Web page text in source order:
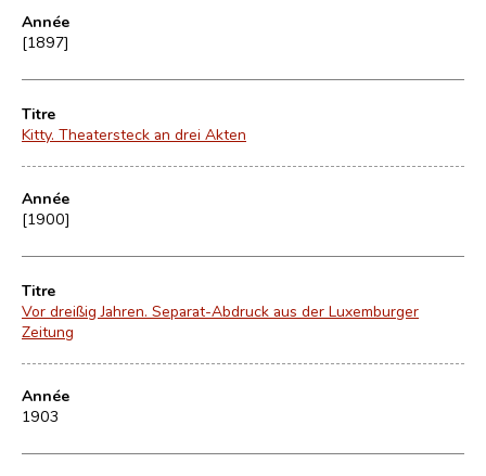
Année
[1897]
Titre
Kitty. Theatersteck an drei Akten
Année
[1900]
Titre
Vor dreißig Jahren. Separat-Abdruck aus der Luxemburger
Zeitung
Année
1903